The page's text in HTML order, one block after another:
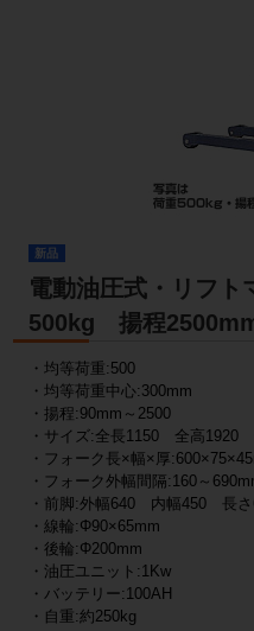
新品
電動油圧式・リフ
500kg 揚程
・均等荷重:500
・均等荷重中心:300mm
・揚程:90mm～2500
・サイズ:全長1150 全高1920
・フォーク長×幅×厚
・フォーク外幅間隔:160～
・前脚:外幅640 内幅450 長さ
・線輪:Φ90×65mm
・後輪:Φ200mm
・油圧ユニット:1Kw
・バッテリー:100AH
・自重:約250kg